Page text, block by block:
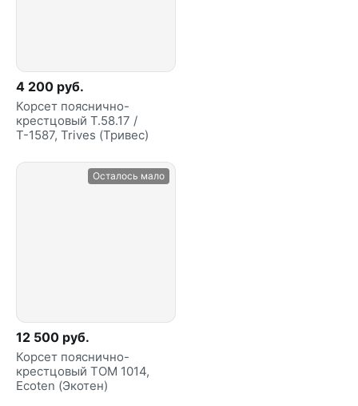
4 200 руб.
Корсет пояснично-
крестцовый Т.58.17 /
Т-1587, Trives (Тривес)
Осталось мало
12 500 руб.
Корсет пояснично-
крестцовый ТОМ 1014,
Ecoten (Экотен)